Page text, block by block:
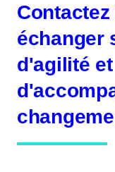
échanger
d'agilité et